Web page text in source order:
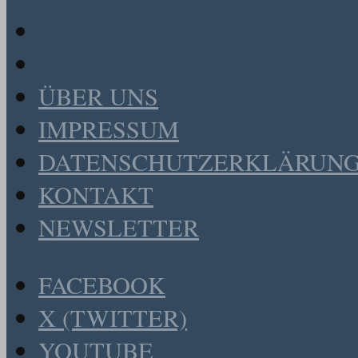
ÜBER UNS
IMPRESSUM
KONTAKT
NEWSLETTER
FACEBOOK
X (TWITTER)
YOUTUBE